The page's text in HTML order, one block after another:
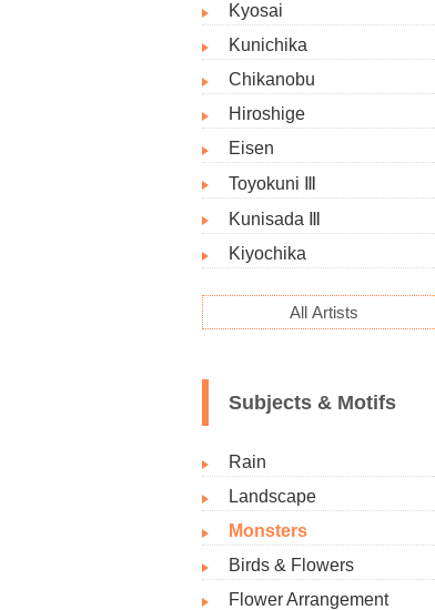
Kyosai
Kunichika
Chikanobu
Hiroshige
Eisen
Toyokuni Ⅲ
Kunisada Ⅲ
Kiyochika
All Artists
Subjects & Motifs
Rain
Landscape
Monsters
Birds & Flowers
Flower Arrangement